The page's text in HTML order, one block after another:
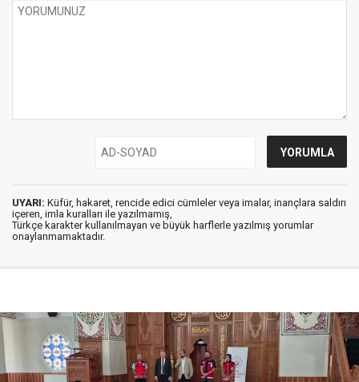
UYARI: Küfür, hakaret, rencide edici cümleler veya imalar, inançlara saldırı
içeren, imla kuralları ile yazılmamış,
Türkçe karakter kullanılmayan ve büyük harflerle yazılmış yorumlar
onaylanmamaktadır.